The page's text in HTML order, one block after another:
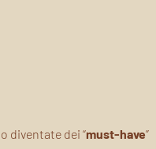
diventate dei “must-have”